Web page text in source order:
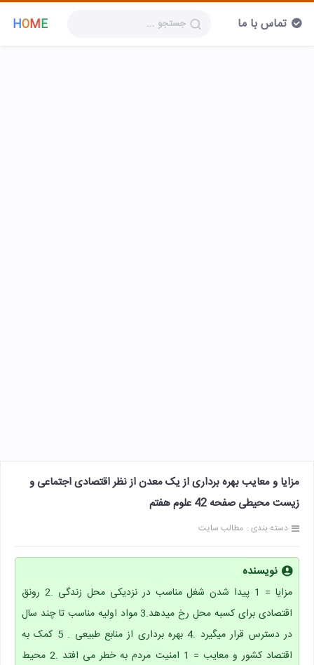
HOME تماس با ما
مزایا و معایب بهره برداری از یک معدن از نظر اقتصادی اجتماعی و
زیست محیطی صفحه 42 علوم هفتم
دسته بندی : مطالب سایت
نویسنده
مزایا = 1 پیدا شدن شغل مناسب در نزدیکی محل زندگی .2 رونق
اقتصادی برای کسبه محل رخ میدهد.3 مواد اولیه مناسب تا چند سال
در دسترس قرار میگیرد .4 بهره برداری از منابع طبیعی . 5 کمک به
اقتصاد کشور و معایب = 1 امنیت مردم به خطر می افتد .2 محیط